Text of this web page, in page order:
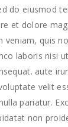
do eiusmod
et dolore
veniam, quis
laboris nisi
aute
velit
pariatur.
non